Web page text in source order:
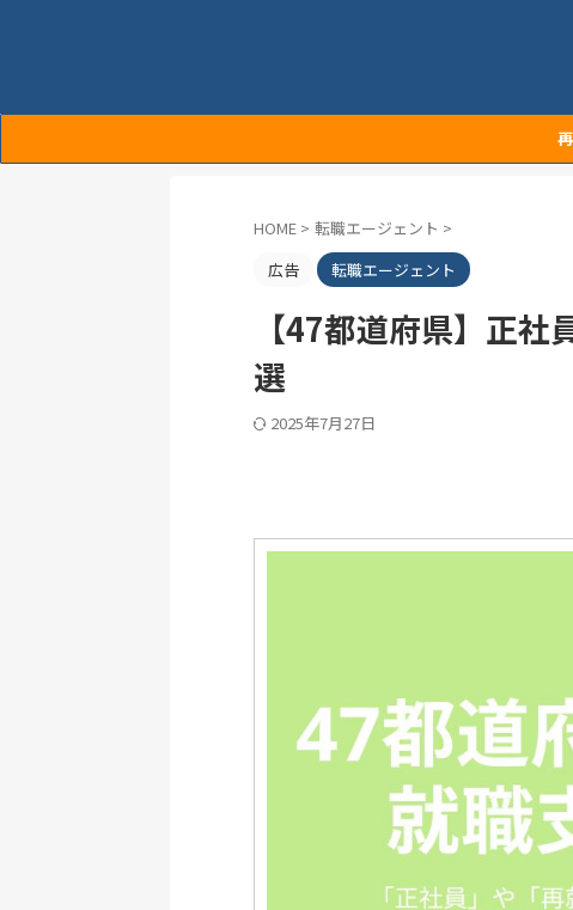
HOME > 転職エージェント >
広告
転職エージェント
【47都道府県】正
選
2025年7月27日